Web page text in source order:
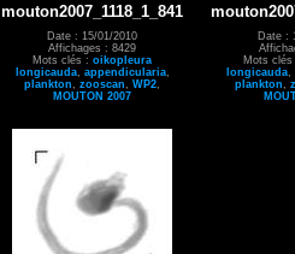
mouton2007_1118_1_841
Date : 15/01/2010
Affichages : 8429
Mots clés : oikopleura
longicauda, appendicularia,
plankton
zooscan WP2
MOUTON 2007
Date :
Mots
longicauda,
plankton